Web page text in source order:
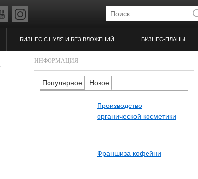
БИЗНЕС С НУЛЯ И БЕЗ ВЛОЖЕНИЙ БИЗНЕС-ПЛАНЫ
ИНФОРМАЦИЯ
Популярное Новое
Производство
органической косметики
Франшиза кофейни